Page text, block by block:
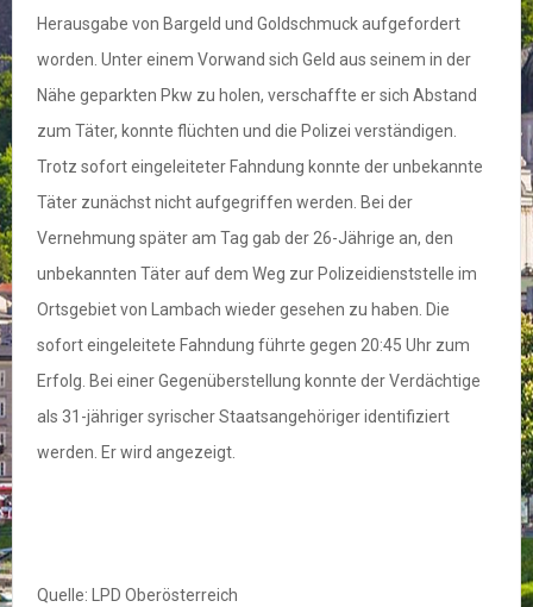
Herausgabe von Bargeld und Goldschmuck aufgefordert
worden. Unter einem Vorwand sich Geld aus seinem in der
Nähe geparkten Pkw zu holen, verschaffte er sich Abstand
zum Täter, konnte flüchten und die Polizei verständigen.
Trotz sofort eingeleiteter Fahndung konnte der unbekannte
Täter zunächst nicht aufgegriffen werden. Bei der
Vernehmung später am Tag gab der 26-Jährige an, den
unbekannten Täter auf dem Weg zur Polizeidienststelle im
Ortsgebiet von Lambach wieder gesehen zu haben. Die
sofort eingeleitete Fahndung führte gegen 20:45 Uhr zum
Erfolg. Bei einer Gegenüberstellung konnte der Verdächtige
als 31-jähriger syrischer Staatsangehöriger identifiziert
werden. Er wird angezeigt.
Quelle: LPD Oberösterreich